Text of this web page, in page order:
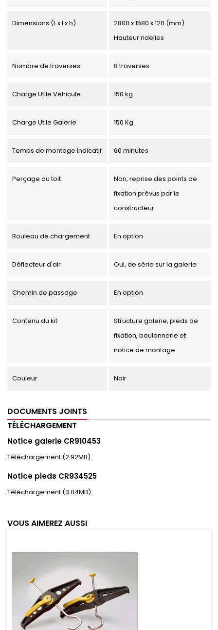
Dimensions (L x l x h)
2800 x 1580 x 120 (mm)
Hauteur ridelles
Nombre de traverses 8 traverses
Charge Utile Véhicule 150 kg
Charge Utile Galerie 150 Kg
Temps de montage indicatif 60 minutes
Perçage du toit
Non, reprise des points de
fixation prévus par le
constructeur
Rouleau de chargement En option
Déflecteur d'air Oui, de série sur la galerie
Chemin de passage En option
Contenu du kit
Structure galerie, pieds de
fixation, boulonnerie et
notice de montage
Couleur Noir
DOCUMENTS JOINTS
TÉLÉCHARGEMENT
Notice galerie CR910453
Téléchargement (2.92MB)
Notice pieds CR934525
Téléchargement (3.04MB)
VOUS AIMEREZ AUSSI